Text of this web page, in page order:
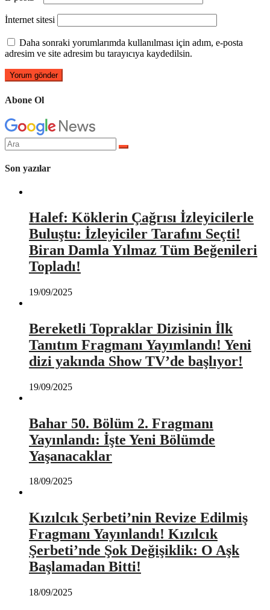
İnternet sitesi
Daha sonraki yorumlarımda kullanılması için adım, e-posta
adresim ve site adresim bu tarayıcıya kaydedilsin.
Abone Ol
Arama
yap:
Son yazılar
Halef: Köklerin Çağrısı İzleyicilerle
Buluştu: İzleyiciler Tarafını Seçti!
Biran Damla Yılmaz Tüm Beğenileri
Topladı!
19/09/2025
Bereketli Topraklar Dizisinin İlk
Tanıtım Fragmanı Yayımlandı! Yeni
dizi yakında Show TV’de başlıyor!
19/09/2025
Bahar 50. Bölüm 2. Fragmanı
Yayınlandı: İşte Yeni Bölümde
Yaşanacaklar
18/09/2025
Kızılcık Şerbeti’nin Revize Edilmiş
Fragmanı Yayınlandı! Kızılcık
Şerbeti’nde Şok Değişiklik: O Aşk
Başlamadan Bitti!
18/09/2025